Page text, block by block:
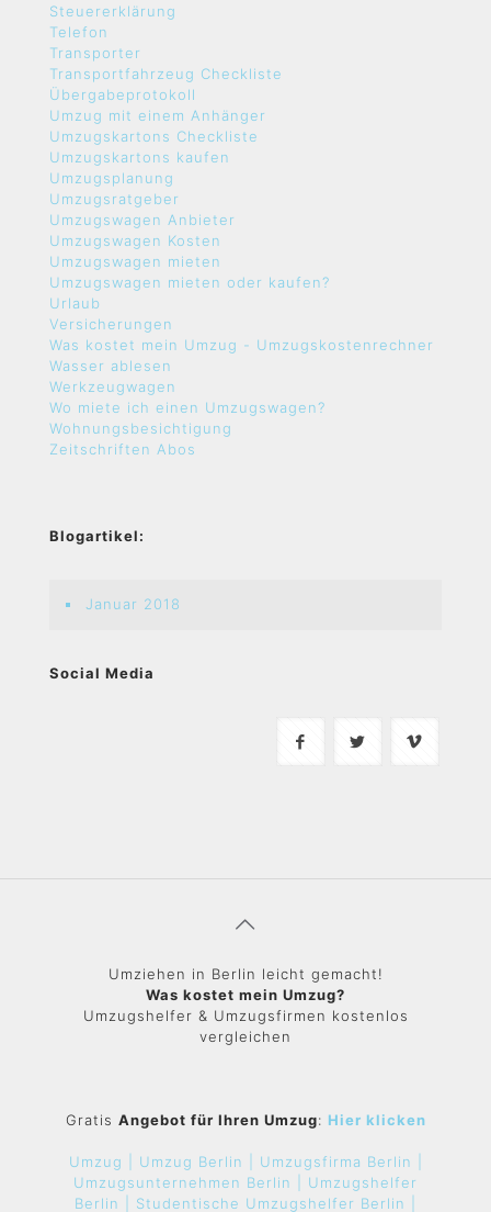
Steuererklärung
Telefon
Transporter
Transportfahrzeug Checkliste
Übergabeprotokoll
Umzug mit einem Anhänger
Umzugskartons Checkliste
Umzugskartons kaufen
Umzugsplanung
Umzugsratgeber
Umzugswagen Anbieter
Umzugswagen Kosten
Umzugswagen mieten
Umzugswagen mieten oder kaufen?
Urlaub
Versicherungen
Was kostet mein Umzug - Umzugskostenrechner
Wasser ablesen
Werkzeugwagen
Wo miete ich einen Umzugswagen?
Wohnungsbesichtigung
Zeitschriften Abos
Blogartikel:
Januar 2018
Social Media
Umziehen in Berlin leicht gemacht!
Was kostet mein Umzug?
Umzugshelfer & Umzugsfirmen kostenlos
vergleichen
Gratis Angebot für Ihren Umzug: Hier klicken
Umzug | Umzug Berlin |
Umzugsfirma Berlin |
Umzugsunternehmen Berlin | Umzugshelfer
Berlin | Studentische Umzugshelfer Berlin |